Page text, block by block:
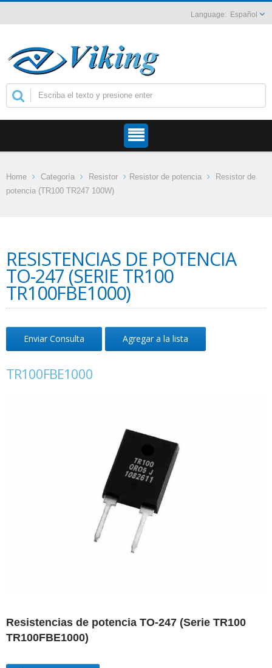
Español
Home Categoría Resistor Resistor de potencia
Resistor de
potencia (TR100 TR247 100W)
RESISTENCIAS DE POTENCIA
TO-247 (SERIE TR100
TR100FBE1000)
Enviar Consulta Agregar a la lista
TR100FBE1000
Resistencias de potencia TO-247 (Serie TR100
TR100FBE1000)